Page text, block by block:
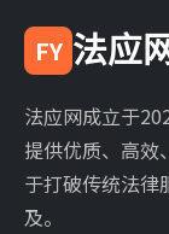
FY 法应
法应网成立于
提供优质、高效
于打破传统法律
及。